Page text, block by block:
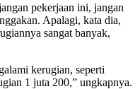
pekerjaan ini, jangan
Apalagi, kata dia,
sangat banyak,
kerugian, seperti
1 juta 200,” ungkapnya.